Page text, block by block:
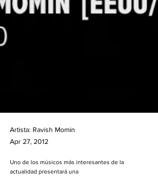
Artista: Ravish Momin
Apr 27, 2012
Uno de los músicos más interesantes de la
actualidad presentará una